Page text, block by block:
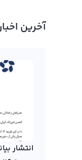
آخرین
انتشار